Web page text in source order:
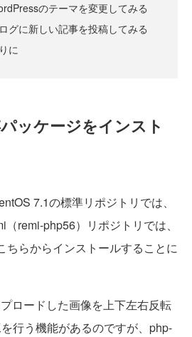
のテーマを変更してみる
グに新しい記事を投稿してみる
に
ッケージをインスト
7.1の標準リポジトリでは、
remi-php56）リポジトリでは、
ちらからインストールすることに
ロードした画像を上下左右反転
行う機能があるのですが、php-